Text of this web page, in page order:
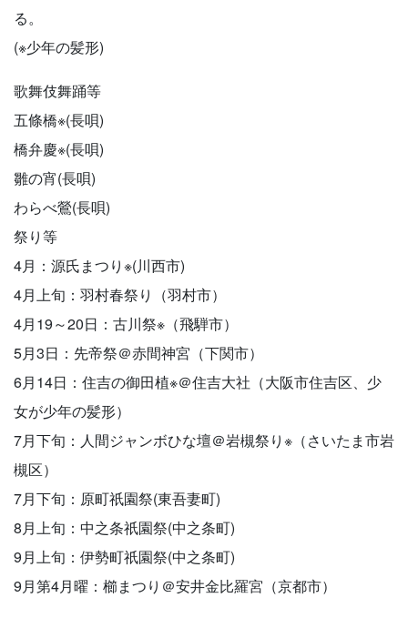
る。
(※少年の髪形)
歌舞伎舞踊等
五條橋※(長唄)
橋弁慶※(長唄)
雛の宵(長唄)
わらべ鶯(長唄)
祭り等
4月：源氏まつり※(川西市)
4月上旬：羽村春祭り（羽村市）
4月19～20日：古川祭※（飛騨市）
5月3日：先帝祭＠赤間神宮（下関市）
6月14日：住吉の御田植※＠住吉大社（大阪市住吉区、少
女が少年の髪形）
7月下旬：人間ジャンボひな壇＠岩槻祭り※（さいたま市岩
槻区）
7月下旬：原町祇園祭(東吾妻町)
8月上旬：中之条祇園祭(中之条町)
9月上旬：伊勢町祇園祭(中之条町)
9月第4月曜：櫛まつり＠安井金比羅宮（京都市）